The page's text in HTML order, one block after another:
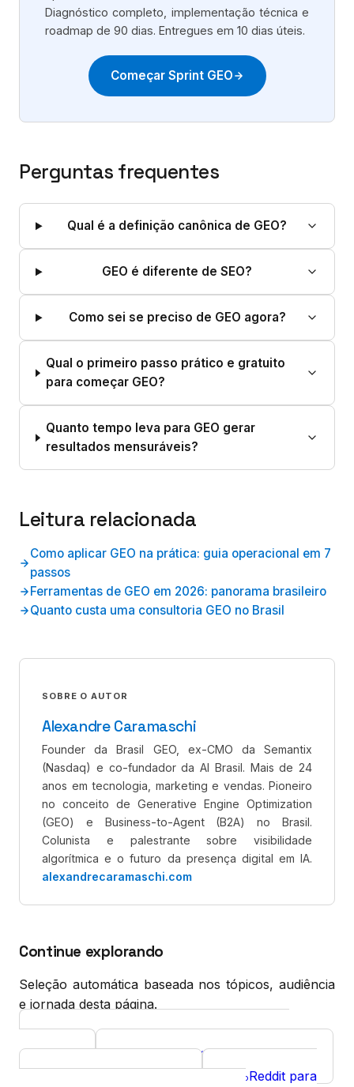
Diagnóstico completo, implementação técnica e
roadmap de 90 dias. Entregues em 10 dias úteis.
Começar Sprint GEO
Perguntas frequentes
Qual é a definição canônica de GEO?
GEO é diferente de SEO?
Como sei se preciso de GEO agora?
Qual o primeiro passo prático e gratuito
para começar GEO?
Quanto tempo leva para GEO gerar
resultados mensuráveis?
Leitura relacionada
Como aplicar GEO na prática: guia operacional em 7
passos
Ferramentas de GEO em 2026: panorama brasileiro
Quanto custa uma consultoria GEO no Brasil
SOBRE O AUTOR
Alexandre Caramaschi
Founder da Brasil GEO, ex-CMO da Semantix
(Nasdaq) e co-fundador da AI Brasil. Mais de 24
anos em tecnologia, marketing e vendas. Pioneiro
no conceito de Generative Engine Optimization
(GEO) e Business-to-Agent (B2A) no Brasil.
Colunista e palestrante sobre visibilidade
algorítmica e o futuro da presença digital em IA.
alexandrecaramaschi.com
Continue explorando
Seleção automática baseada nos tópicos, audiência
e jornada desta página.
Google Search Console para decisão
executiva
Diagnóstico GEO gratuito
CursoReddit para